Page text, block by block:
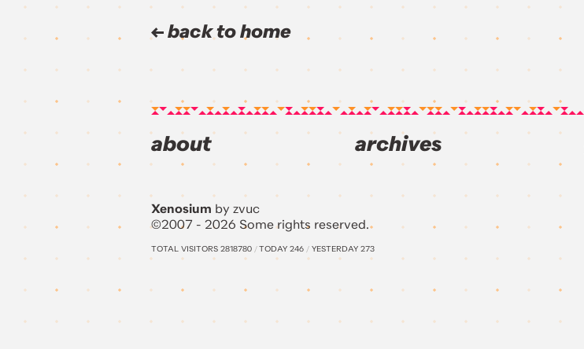
back to home
about archives
Xenosium by zvuc
©2007 - 2026 Some rights reserved.
TOTAL VISITORS 2818780 /TODAY 246 / YESTERDAY 273